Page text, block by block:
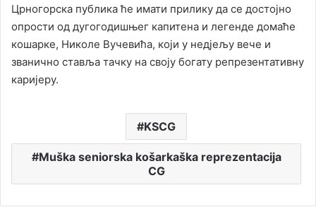
Црногорска публика ће имати прилику да се достојно
опрости од дугогодишњег капитена и легенде домаће
кошарке, Николе Вучевића, који у нед‌јељу вече и
званично ставља тачку на своју богату репрезентативну
каријеру.
KSCG
Muška seniorska košarkaška reprezentacija
CG